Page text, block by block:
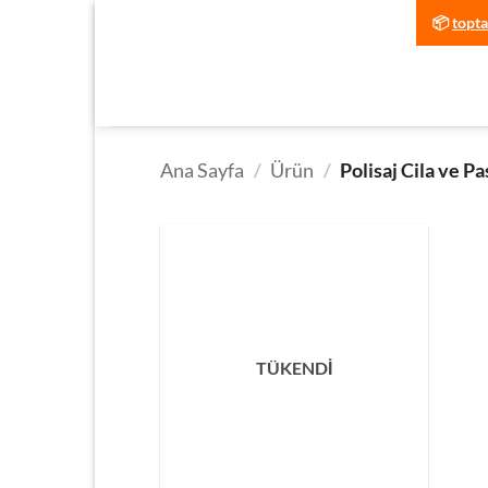
📦
Ana Sayfa / Ürün / Polisaj Cila ve
TÜKENDİ